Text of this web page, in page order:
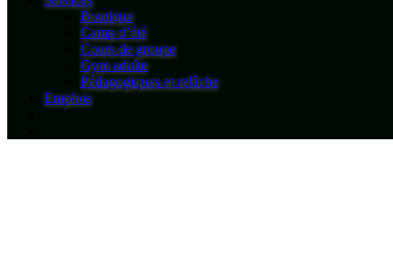
Boutique
Camp d’été
Cours de groupe
Gym adulte
Pédagogiques et relâche
Emplois